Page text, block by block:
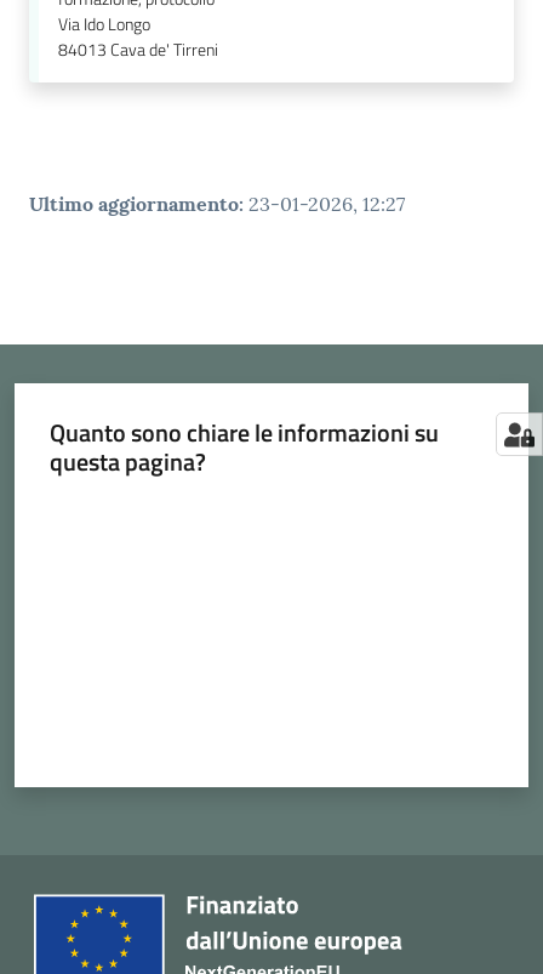
Via Ido Longo
84013Cava de' Tirreni
Ultimo aggiornamento: 23-01-2026, 12:27
Quanto sono chiare le informazioni su
questa pagina?